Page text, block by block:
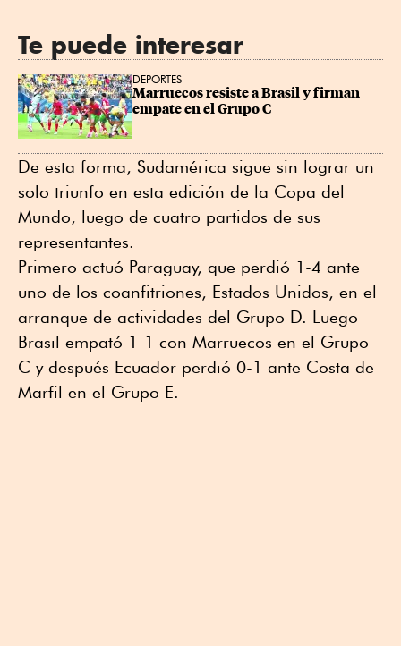
Te puede interesar
DEPORTES
Marruecos resiste a Brasil y firman
empate en el Grupo C
De esta forma, Sudamérica sigue sin lograr un
solo triunfo en esta edición de la Copa del
Mundo, luego de cuatro partidos de sus
representantes.
Primero actuó Paraguay, que perdió 1-4 ante
uno de los coanfitriones, Estados Unidos, en el
arranque de actividades del Grupo D. Luego
Brasil empató 1-1 con Marruecos en el Grupo
C y después Ecuador perdió 0-1 ante Costa de
Marfil en el Grupo E.